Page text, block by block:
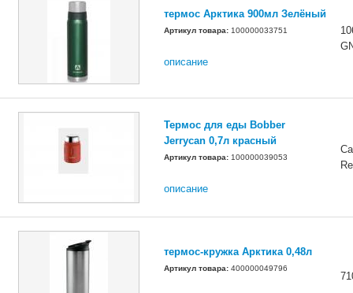
термос Арктика 900мл Зелёный
Артикул товара: 100000033751
описание
Термос для еды Bobber
Jerrycan 0,7л красный
Артикул товара: 100000039053
описание
термос-кружка Арктика 0,48л
Артикул товара: 400000049796